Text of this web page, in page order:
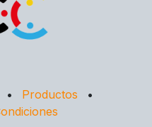
• Productos
•